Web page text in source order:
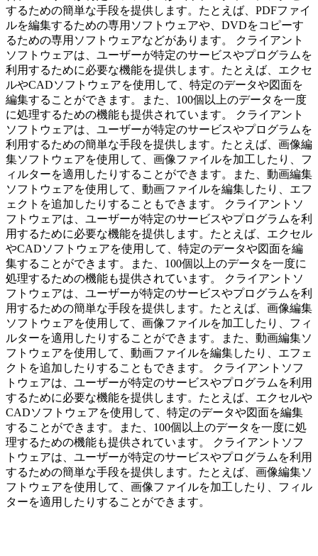
するための簡単な手段を提供します。たとえば、PDFファイ
ルを編集するための専用ソフトウェアや、DVDをコピーす
るための専用ソフトウェアなどがあります。 クライアント
ソフトウェアは、ユーザーが特定のサービスやプログラムを
利用するために必要な機能を提供します。たとえば、エクセ
ルやCADソフトウェアを使用して、特定のデータや図面を
編集することができます。また、100個以上のデータを一度
に処理するための機能も提供されています。 クライアント
ソフトウェアは、ユーザーが特定のサービスやプログラムを
利用するための簡単な手段を提供します。たとえば、画像編
集ソフトウェアを使用して、画像ファイルを加工したり、フ
ィルターを適用したりすることができます。また、動画編集
ソフトウェアを使用して、動画ファイルを編集したり、エフ
ェクトを追加したりすることもできます。 クライアントソ
フトウェアは、ユーザーが特定のサービスやプログラムを利
用するために必要な機能を提供します。たとえば、エクセル
やCADソフトウェアを使用して、特定のデータや図面を編
集することができます。また、100個以上のデータを一度に
処理するための機能も提供されています。 クライアントソ
フトウェアは、ユーザーが特定のサービスやプログラムを利
用するための簡単な手段を提供します。たとえば、画像編集
ソフトウェアを使用して、画像ファイルを加工したり、フィ
ルターを適用したりすることができます。また、動画編集ソ
フトウェアを使用して、動画ファイルを編集したり、エフェ
クトを追加したりすることもできます。 クライアントソフ
トウェアは、ユーザーが特定のサービスやプログラムを利用
するために必要な機能を提供します。たとえば、エクセルや
CADソフトウェアを使用して、特定のデータや図面を編集
することができます。また、100個以上のデータを一度に処
理するための機能も提供されています。 クライアントソフ
トウェアは、ユーザーが特定のサービスやプログラムを利用
するための簡単な手段を提供します。たとえば、画像編集ソ
フトウェアを使用して、画像ファイルを加工したり、フィル
ターを適用したりすることができます。